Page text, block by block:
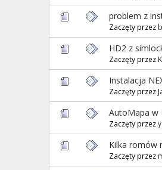
problem z
Zaczęty przez
HD2 z
Zaczęty przez
Instalacja
Zaczęty przez
AutoMapa w
Zaczęty przez
Kilka romów
Zaczęty przez